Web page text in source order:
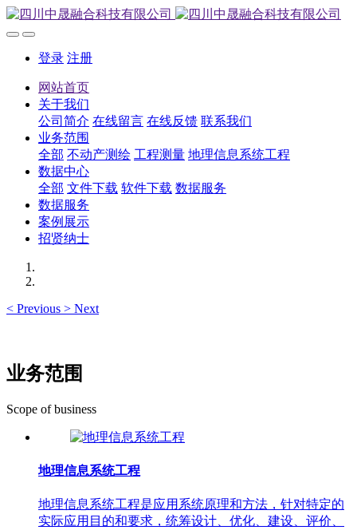
登录 注册
网站首页
关于我们
公司简介 在线留言 在线反馈 联系我们
业务范围
全部 不动产测绘 工程测量 地理信息系统工程
数据中心
全部 文件下载 软件下载 数据服务
数据服务
案例展示
招贤纳士
< Previous > Next
业务范围
Scope of business
地理信息系统工程
地理信息系统工程是应用系统原理和方法，针对特定的
实际应用目的和要求，统筹设计、优化、建设、评价、